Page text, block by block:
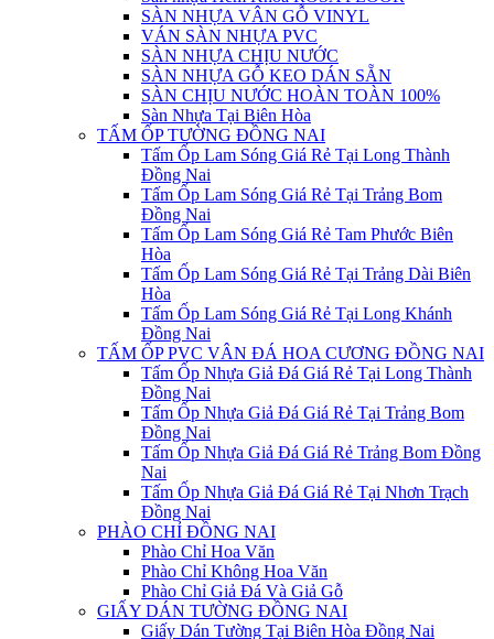
SÀN NHỰA VÂN GỖ VINYL
VÁN SÀN NHỰA PVC
SÀN NHỰA CHỊU NƯỚC
SÀN NHỰA GỖ KEO DÁN SẴN
SÀN CHỊU NƯỚC HOÀN TOÀN 100%
Sàn Nhựa Tại Biên Hòa
TẤM ỐP TƯỜNG ĐỒNG NAI
Tấm Ốp Lam Sóng Giá Rẻ Tại Long Thành
Đồng Nai
Tấm Ốp Lam Sóng Giá Rẻ Tại Trảng Bom
Đồng Nai
Tấm Ốp Lam Sóng Giá Rẻ Tam Phước Biên
Hòa
Tấm Ốp Lam Sóng Giá Rẻ Tại Trảng Dài Biên
Hòa
Tấm Ốp Lam Sóng Giá Rẻ Tại Long Khánh
Đồng Nai
TẤM ỐP PVC VÂN ĐÁ HOA CƯƠNG ĐỒNG NAI
Tấm Ốp Nhựa Giả Đá Giá Rẻ Tại Long Thành
Đồng Nai
Tấm Ốp Nhựa Giả Đá Giá Rẻ Tại Trảng Bom
Đồng Nai
Tấm Ốp Nhựa Giả Đá Giá Rẻ Trảng Bom Đồng
Nai
Tấm Ốp Nhựa Giả Đá Giá Rẻ Tại Nhơn Trạch
Đồng Nai
PHÀO CHỈ ĐỒNG NAI
Phào Chỉ Hoa Văn
Phào Chỉ Không Hoa Văn
Phào Chỉ Giả Đá Và Giả Gỗ
GIẤY DÁN TƯỜNG ĐỒNG NAI
Giấy Dán Tường Tại Biên Hòa Đồng Nai